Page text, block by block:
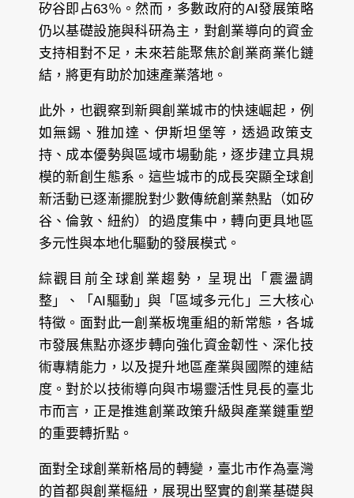
矽谷即占63％。然而，多數政府的AI發展策略
仍以基礎設施與科研為主，對創業導向的資金
支持相對不足，未來若能聚焦於創業商業化鏈
結，將更有助於加速產業落地。
此外，也觀察到新興創業城市的快速崛起，例
如無錫、雅加達、伊斯坦堡等，透過政策支
持、成本優勢與區域市場動能，逐步建立具規
模的新創生態系。這些城市的成長突顯全球創
新活動已逐漸擺脫對少數傳統創業熱點（如矽
谷、倫敦、紐約）的過度集中，轉向更具地區
多元性與本地化驅動的發展模式。
綜觀目前全球創業趨勢，呈現出「震盪調
整」、「AI驅動」與「區域多元化」三大核心
特徵。面對此一創業板塊重組的新常態，各城
市發展焦點亦逐步轉向強化資金韌性、深化技
術專精能力，以及提升地區產業與國際的連結
度。對於以技術導向與市場靈活性見長的臺北
市而言，正是推進創業政策升級與產業鏈重塑
的重要轉折點。
面對全球創業新格局的轉變，臺北市作為臺灣
的首都與創業樞紐，展現出堅實的創業基礎與